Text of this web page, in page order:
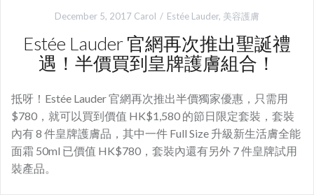
December 5, 2017 Carol Estée Lauder, 美容護膚
Estée Lauder 官網再次推出聖誕禮
遇！半價買到皇牌護膚組合！
抵呀！Estée Lauder 官網再次推出半價獨家優惠，只需用
$780，就可以買到價值 HK$1,580 的節日限定套裝，套裝
內有 8 件皇牌護膚品，其中一件 Full Size 升級新生活膚全能
面霜 50ml 已價值 HK$780，套裝內還有另外 7 件皇牌試用
裝產品。